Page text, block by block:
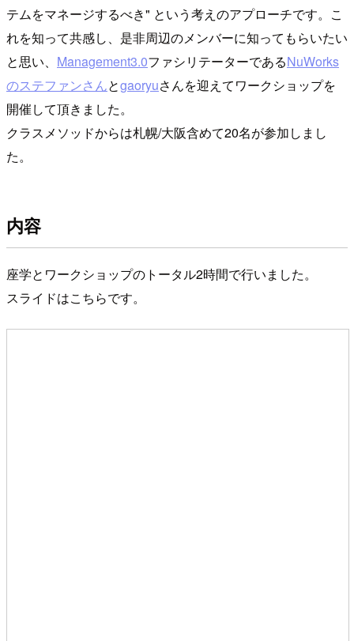
テムをマネージするべき" という考えのアプローチです。こ
れを知って共感し、是非周辺のメンバーに知ってもらいたい
と思い、 Management3.0ファシリテーターであるNuWorks
のステファンさんとgaoryuさんを迎えてワークショップを
開催して頂きました。
クラスメソッドからは札幌/大阪含めて20名が参加しまし
た。
内容
座学とワークショップのトータル2時間で行いました。
スライドはこちらです。